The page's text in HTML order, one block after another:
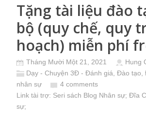
Tặng tài liệu đào
bộ (quy chế, quy
hoạch) miễn phí
Tháng Mười Một 21, 2021
Hung
Dạy - Chuyện 3Đ - Đánh giá, Đào tạo,
nhân sự
4 comments
Link tài trợ: Seri sách Blog Nhân sự; Đĩa
sự;